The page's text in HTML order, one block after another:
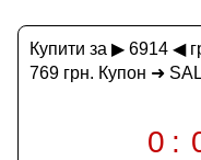
Купити за ▶ 6914 ◀
769 грн. Купон ➜
0